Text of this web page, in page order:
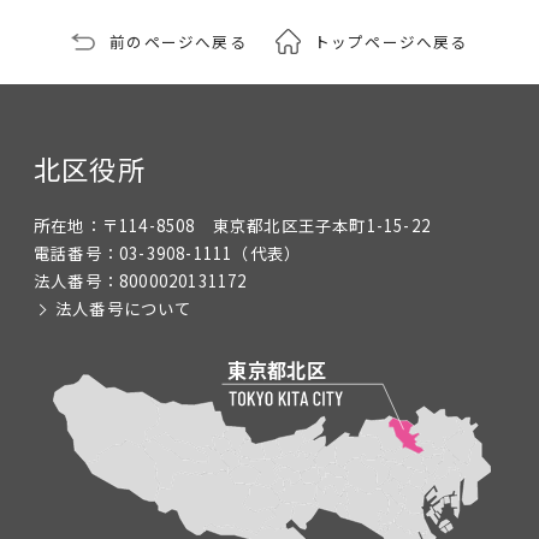
前のページへ戻る トップページへ戻る
北区役所
所在地： 〒114-8508 東京都北区王子本町1-15-22
電話番号： 03-3908-1111 （代表）
法人番号： 8000020131172
法人番号について